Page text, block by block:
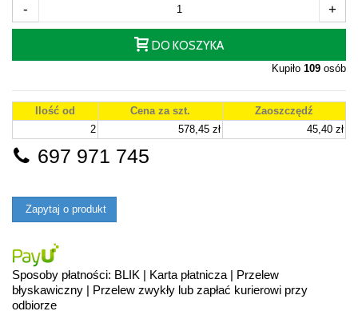
- +
DO KOSZYKA
Kupiło 109 osób
Ilość od Cena za szt.
Zaoszczędź
2
578,45 zł 45,40 zł
697 971 745
Zapytaj o produkt
Sposoby płatności: BLIK | Karta płatnicza | Przelew
błyskawiczny | Przelew zwykły lub zapłać kurierowi przy
odbiorze